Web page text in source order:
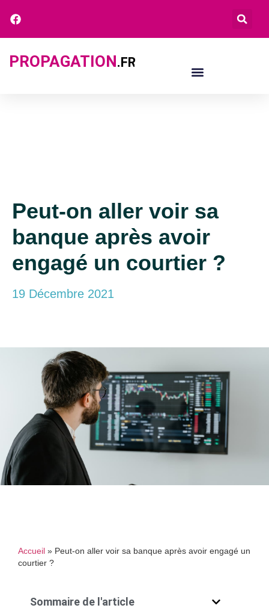
PROPAGATION.FR
Peut-on aller voir sa
banque après avoir
engagé un courtier ?
19 Décembre 2021
Accueil » Peut-on aller voir sa banque après avoir engagé un
courtier ?
Sommaire de l'article